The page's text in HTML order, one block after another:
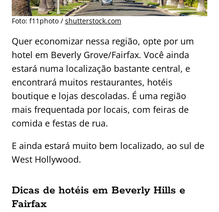
Foto: f11photo / shutterstock.com
Quer economizar nessa região, opte por um
hotel em Beverly Grove/Fairfax. Você ainda
estará numa localização bastante central, e
encontrará muitos restaurantes, hotéis
boutique e lojas descoladas. É uma região
mais frequentada por locais, com feiras de
comida e festas de rua.
E ainda estará muito bem localizado, ao sul de
West Hollywood.
Dicas de hotéis em Beverly Hills e
Fairfax